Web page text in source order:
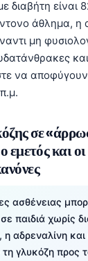
διαβήτη είναι
άθλημα, η
μη
να αποφύγουν
σε
εμετός και
ασθένειας
παιδιά χωρίς
η αδρεναλίνη και
γλυκόζη προς